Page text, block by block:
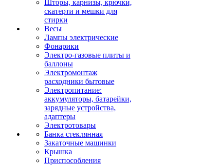
Шторы, карнизы, крючки,
скатерти и мешки для
стирки
Весы
Лампы электрические
Фонарики
Электро-газовые плиты и
баллоны
Электромонтаж
расходники бытовые
Электропитание:
аккумуляторы, батарейки,
зарядные устройства,
адаптеры
Электротовары
Банка стеклянная
Закаточные машинки
Крышка
Приспособления